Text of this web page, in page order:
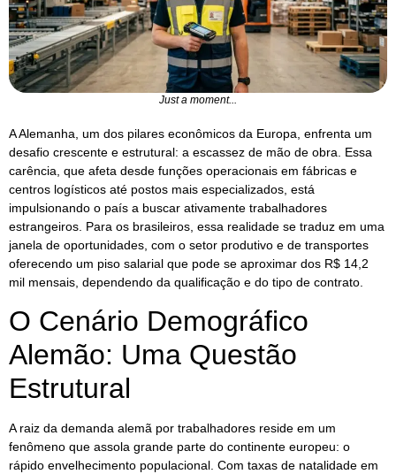
Just a moment...
A Alemanha, um dos pilares econômicos da Europa, enfrenta um
desafio crescente e estrutural: a escassez de mão de obra. Essa
carência, que afeta desde funções operacionais em fábricas e
centros logísticos até postos mais especializados, está
impulsionando o país a buscar ativamente trabalhadores
estrangeiros. Para os brasileiros, essa realidade se traduz em uma
janela de oportunidades, com o setor produtivo e de transportes
oferecendo um piso salarial que pode se aproximar dos R$ 14,2
mil mensais, dependendo da qualificação e do tipo de contrato.
O Cenário Demográfico
Alemão: Uma Questão
Estrutural
A raiz da demanda alemã por trabalhadores reside em um
fenômeno que assola grande parte do continente europeu: o
rápido envelhecimento populacional. Com taxas de natalidade em